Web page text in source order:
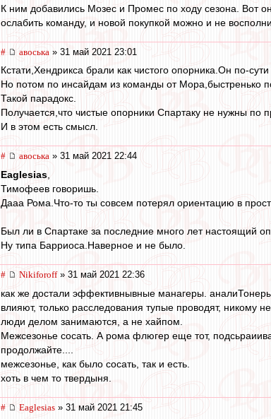
К ним добавились Мозес и Промес по ходу сезона. Вот
ослабить команду, и новой покупкой можно и не
# авоська » 31 май 2021 23:01
Кстати,Хендрикса брали как чистого опорника.Он по-
Но потом по инсайдам из команды от Мора,быстренько
Такой парадокс.
Получается,что чистые опорники Спартаку не нужны по
И в этом есть смысл.
# авоська » 31 май 2021 22:44
Eaglesias
Тимофеев говоришь.
Дааа Рома.Что-то ты совсем потерял ориентацию в
Был ли в Спартаке за последние много лет настоящий
Ну типа Барриоса.Наверное и не было.
# Nikiforoff» 31 май 2021 22:36
как же достали эффективнывные манагеры.
влияют, только расследования тупые проводят,
люди делом занимаются, а не хайпом.
Межсезонье сосать. А рома флюгер еще тот,
продолжайте....
межсезонье, как было сосать, так и есть.
хоть в чем то твердыня.
# Eaglesias » 31 май 2021 21:45